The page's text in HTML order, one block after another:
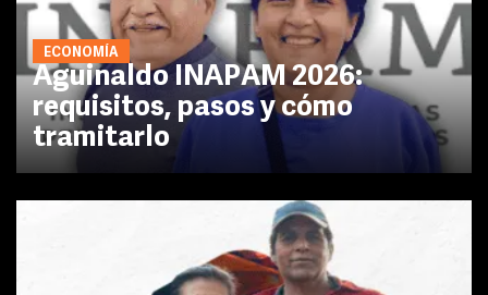
ECONOMÍA
Aguinaldo INAPAM 2026:
requisitos, pasos y cómo
tramitarlo